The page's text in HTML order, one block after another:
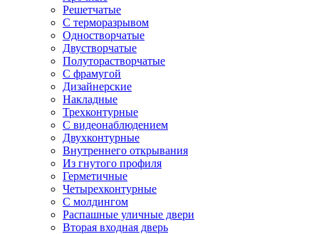
Решетчатые
С терморазрывом
Одностворчатые
Двустворчатые
Полуторастворчатые
С фрамугой
Дизайнерские
Накладные
Трехконтурные
С видеонаблюдением
Двухконтурные
Внутреннего открывания
Из гнутого профиля
Герметичные
Четырехконтурные
С молдингом
Распашные уличные двери
Вторая входная дверь